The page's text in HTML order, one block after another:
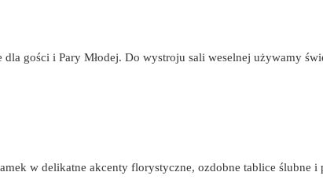
gości i Pary Młodej. Do wystroju sali weselnej używamy
w delikatne akcenty florystyczne, ozdobne tablice ślubne i